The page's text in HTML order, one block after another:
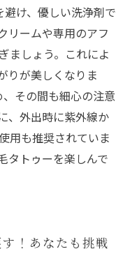
け、優しい洗浄剤で
リームや専用のアフ
ましょう。これによ
りが美しくなりま
その間も細心の注意
、外出時に紫外線か
用も推奨されていま
タトゥーを楽しんで
！あなたも挑戦